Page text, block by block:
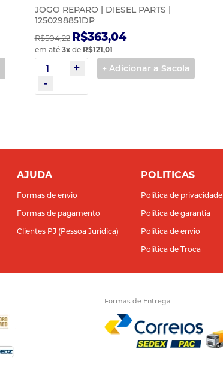
JOGO REPARO | DIESEL PARTS |
1250298851DP
R$504,22 R$363,04
em até 3xde R$121,01
+ Adicionar a Sacola
AJUDA
Formas de envio
Formas de pagamento
Clientes PJ (Pessoa Jurídica)
POLITICAS
Política de privacidade
Política de garantia
Política de envio
Política de Troca
Formas de Entrega